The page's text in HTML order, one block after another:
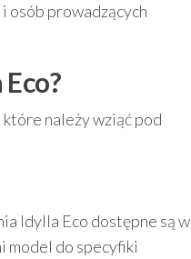
osób prowadzących
należy wziąć pod
Idylla Eco dostępne są w
model do specyfiki